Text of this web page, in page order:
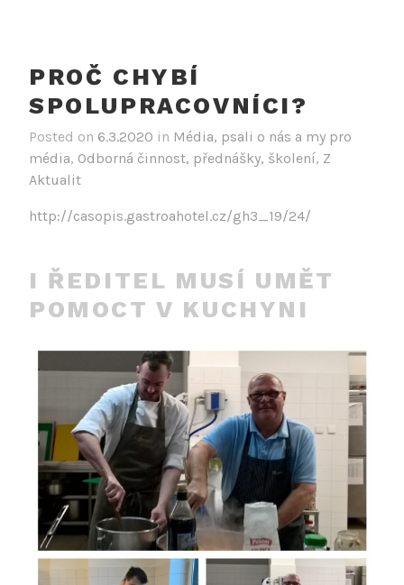
PROČ CHYBÍ
SPOLUPRACOVNÍCI?
Posted on 6.3.2020 in Média, psali o nás a my pro
média, Odborná činnost, přednášky, školení, Z
Aktualit
http://casopis.gastroahotel.cz/gh3_19/24/
I ŘEDITEL MUSÍ UMĚT
POMOCT V KUCHYNI